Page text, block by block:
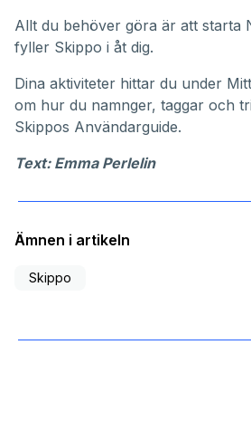
Allt du behöver göra är att starta
fyller Skippo i åt dig.
Dina aktiviteter hittar du under
om hur du namnger, taggar och
Skippos Användarguide.
Text: Emma Perlelin
Ämnen i artikeln
Skippo